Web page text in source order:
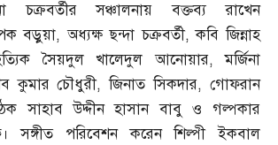
চক্রবর্তীর সঞ্চালনায় বক্তব্য রাখেন
বড়ুয়া,অধ্যক্ষ ছন্দা চক্রবর্তী,কবি জিন্নাহ
সৈয়দুল খালেদুল আনোয়ার,মর্জিনা
কুমার চৌধুরী,জিনাত সিকদার,গোফরান
সাহাব উদ্দীন হাসান বাবু ও গল্পকার
সঙ্গীত পরিবেশন করেন শিল্পী ইকবাল